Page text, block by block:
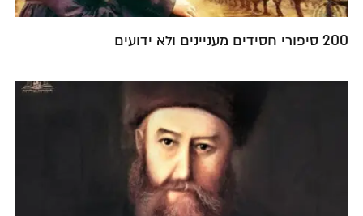
200 סיפורי חסידים מעניינים ולא ידועים